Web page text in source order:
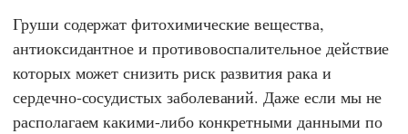
Груши содержат фитохимические вещества,
антиоксидантное и противовоспалительное действие
которых может снизить риск развития рака и
сердечно-сосудистых заболеваний. Даже если мы не
располагаем какими-либо конкретными данными по